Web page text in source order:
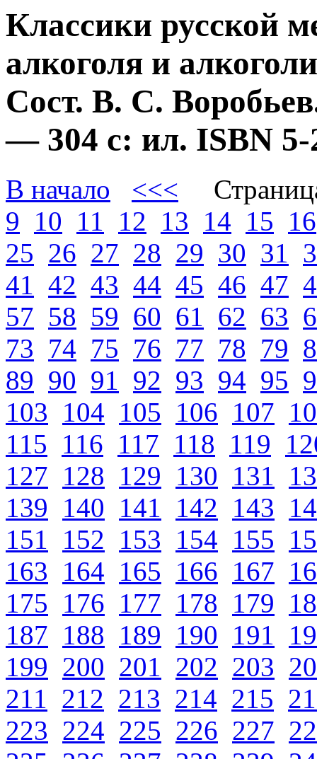
Классики русской
алкоголя и
Сост. В. С.
— 304 с: ил. ISBN
В начало <<<
9 10 11 12 13 14 15 16
25 26 27 28 29 30 31
41 42 43 44 45 46 47
57 58 59 60 61 62 63
73 74 75 76 77 78 79
89 90 91 92 93 94 95
103 104 105 106 107
115 116 117 118 119
127 128 129 130 131
139 140 141 142 143
151
152 153 154 155
163 164 165 166 167
175 176 177 178 179
187 188 189 190 191
199 200 201 202 203
211 212 213 214 215
223 224 225 226 227